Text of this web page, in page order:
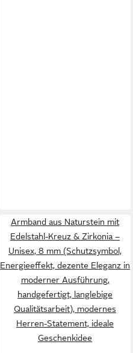
Armband aus Naturstein mit
Edelstahl-Kreuz & Zirkonia –
Unisex, 8 mm (Schutzsymbol,
Energieeffekt, dezente Eleganz in
moderner Ausführung,
handgefertigt, langlebige
Qualitätsarbeit), modernes
Herren-Statement, ideale
Geschenkidee